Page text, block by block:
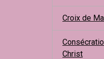
Croix de
Christ